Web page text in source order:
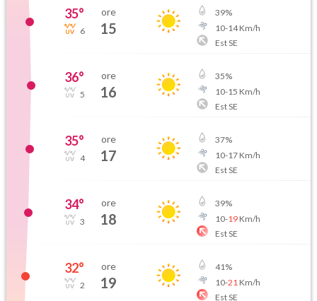
35°
6
ore
15
39%
10-14Km/h
Est SE
36°
5
ore
16
35%
10-15 Km/h
Est SE
35°
4
ore
17
37%
10-17Km/h
Est SE
34°
3
ore
18
39%
10-19Km/h
Est SE
32°
2
ore
19
41%
10-21 Km/h
Est SE